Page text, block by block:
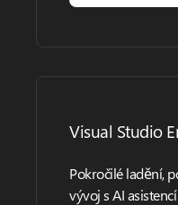
Visual Studio
Pokročilé ladění,
vývoj s AI